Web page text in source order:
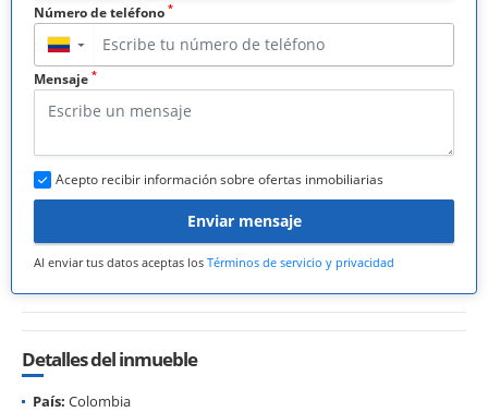
Número de teléfono *
▼
Mensaje *
Acepto recibir información sobre ofertas inmobiliarias
Enviar mensaje
Al enviar tus datos aceptas los Términos de servicio y privacidad
Detalles del inmueble
País: Colombia